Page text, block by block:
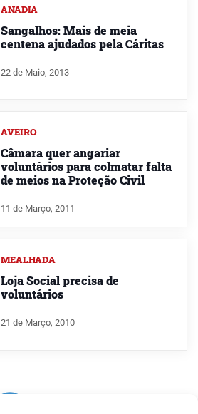
ANADIA
Sangalhos: Mais de meia
centena ajudados pela Cáritas
22 de Maio, 2013
AVEIRO
Câmara quer angariar
voluntários para colmatar falta
de meios na Proteção Civil
11 de Março, 2011
MEALHADA
Loja Social precisa de
voluntários
21 de Março, 2010